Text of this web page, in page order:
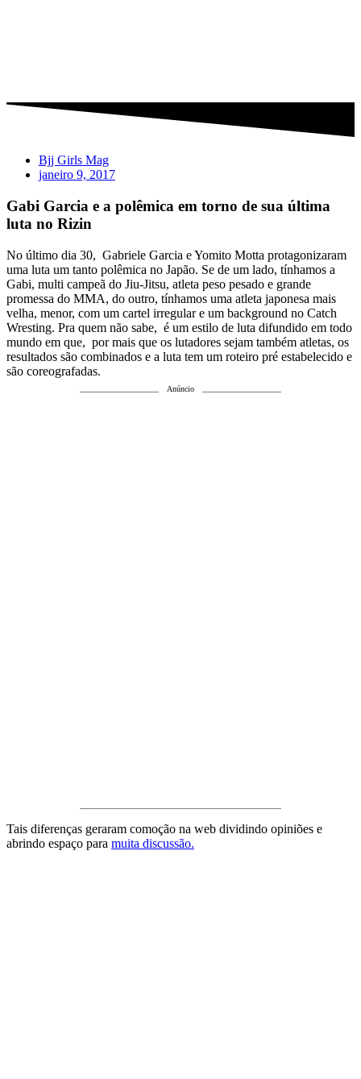
Bjj Girls Mag
janeiro 9, 2017
Gabi Garcia e a polêmica em torno de sua última
luta no Rizin
No último dia 30, Gabriele Garcia e Yomito Motta protagonizaram
uma luta um tanto polêmica no Japão. Se de um lado, tínhamos a
Gabi, multi campeã do Jiu-Jitsu, atleta peso pesado e grande
promessa do MMA, do outro, tínhamos uma atleta japonesa mais
velha, menor, com um cartel irregular e um background no Catch
Wresting. Pra quem não sabe, é um estilo de luta difundido em todo
mundo em que, por mais que os lutadores sejam também atletas, os
resultados são combinados e a luta tem um roteiro pré estabelecido e
são coreografadas.
Anúncio
Tais diferenças geraram comoção na web dividindo opiniões e
abrindo espaço para muita discussão.